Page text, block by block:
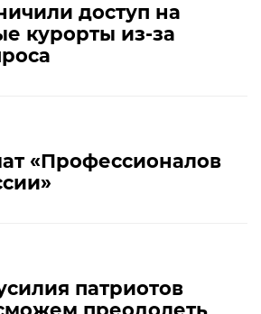
доступ на
курорты из-за
«Профессионалов
патриотов